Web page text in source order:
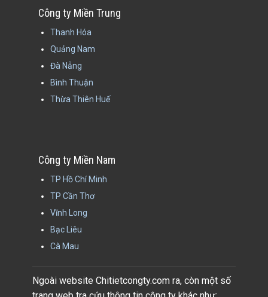
Công ty Miền Trung
Thanh Hóa
Quảng Nam
Đà Nẵng
Bình Thuận
Thừa Thiên Huế
Công ty Miền Nam
TP Hồ Chí Minh
TP Cần Thơ
Vĩnh Long
Bạc Liêu
Cà Mau
Ngoài website Chitietcongty.com ra, còn một số